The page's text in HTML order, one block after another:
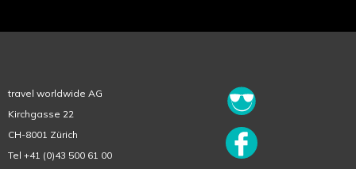
travel worldwide AG
Kirchgasse 22
CH-8001 Zürich
Tel +41 (0)43 500 61 00